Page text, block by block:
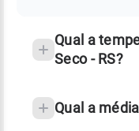
Qual a
Seco - RS?
Qual a